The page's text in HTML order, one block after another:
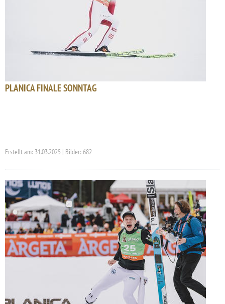
PLANICA FINALE SONNTAG
Erstellt am: 31.03.2025 | Bilder: 682